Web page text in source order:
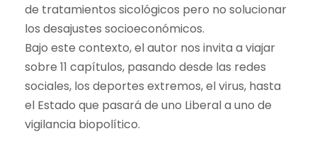
de tratamientos sicológicos pero no solucionar
los desajustes socioeconómicos.
Bajo este contexto, el autor nos invita a viajar
sobre 11 capítulos, pasando desde las redes
sociales, los deportes extremos, el virus, hasta
el Estado que pasará de uno Liberal a uno de
vigilancia biopolítico.